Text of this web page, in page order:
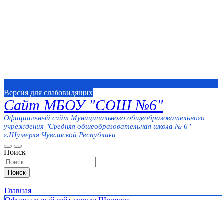
Версия для слабовидящих
Сайт МБОУ "СОШ №6"
Официальный сайт Муниципального общеобразовательного
учреждения "Средняя общеобразовательная школа № 6"
г.Шумерля Чувашской Республики
Поиск
Поиск
Главная